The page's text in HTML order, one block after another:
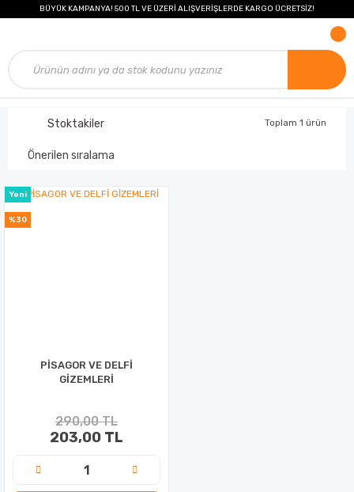
BÜYÜK KAMPANYA! 500 TL VE ÜZERİ ALIŞVERİŞLERDE KARGO ÜCRETSİZ!
Stoktakiler Toplam 1 ürün
%30
Yeni
PİSAGOR VE DELFİ
GİZEMLERİ
290,00 TL
203,00 TL